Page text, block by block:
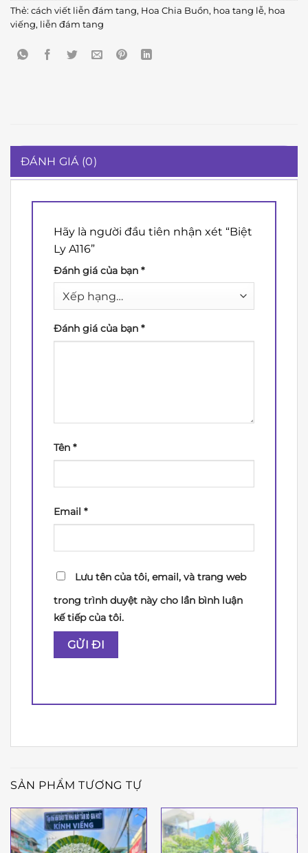
Thẻ: cách viết liễn đám tang, Hoa Chia Buồn, hoa tang lễ, hoa
viếng, liễn đám tang
ĐÁNH GIÁ (0)
Hãy là người đầu tiên nhận xét “Biệt
Ly A116”
Đánh giá của bạn *
Đánh giá của bạn *
Tên *
Email *
Lưu tên của tôi, email, và trang web
trong trình duyệt này cho lần bình luận
kế tiếp của tôi.
SẢN PHẨM TƯƠNG TỰ